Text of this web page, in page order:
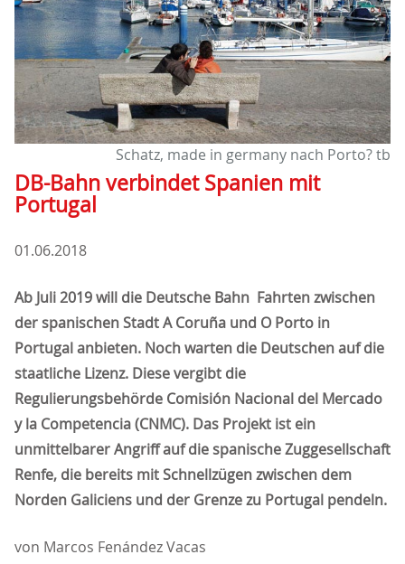
Schatz, made in germany nach Porto? tb
DB-Bahn verbindet Spanien mit
Portugal
01.06.2018
Ab Juli 2019 will die Deutsche Bahn Fahrten zwischen
der spanischen Stadt A Coruña und O Porto in
Portugal anbieten. Noch warten die Deutschen auf die
staatliche Lizenz. Diese vergibt die
Regulierungsbehörde Comisión Nacional del Mercado
y la Competencia (CNMC). Das Projekt ist ein
unmittelbarer Angriff auf die spanische Zuggesellschaft
Renfe, die bereits mit Schnellzügen zwischen dem
Norden Galiciens und der Grenze zu Portugal pendeln.
von Marcos Fenández Vacas